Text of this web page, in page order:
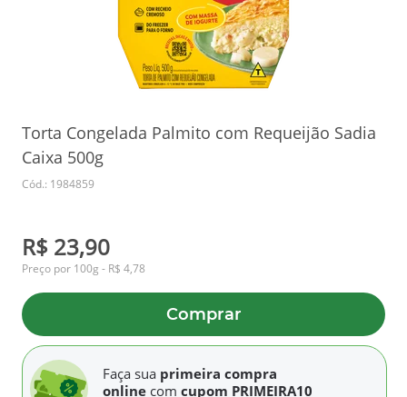
Torta Congelada Palmito com Requeijão Sadia
Caixa 500g
Cód.: 1984859
R$ 23,90
Preço por 100g - R$ 4,78
Comprar
Faça sua primeira compra
online com cupom PRIMEIRA10